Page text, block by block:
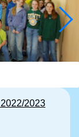
2023